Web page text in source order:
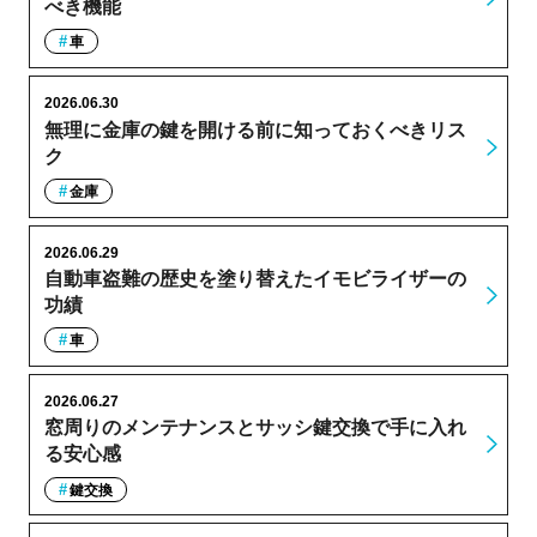
べき機能
車
無理に金庫の鍵を開ける前に知っておくべきリス
ク
2026.06.30
金庫
自動車盗難の歴史を塗り替えたイモビライザーの
功績
2026.06.29
車
窓周りのメンテナンスとサッシ鍵交換で手に入れ
る安心感
2026.06.27
鍵交換